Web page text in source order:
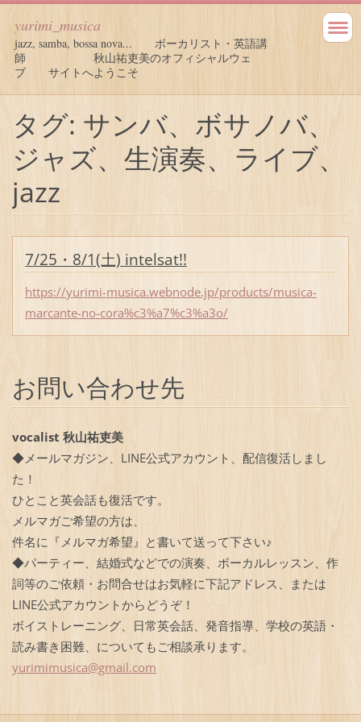
yurimi_musica
jazz, samba, bossa nova... ボーカリスト・英語講
師 秋山祐吏美のオフィシャルウェ
ブ サイトへようこそ
タグ: サンバ、ボサノバ、
ジャズ、生演奏、ライブ、
jazz
7/25・8/1(土) intelsat!!
https://yurimi-musica.webnode.jp/products/musica-
marcante-no-cora%c3%a7%c3%a3o/
お問い合わせ先
vocalist 秋山祐吏美
◆メールマガジン、LINE公式アカウント、配信復活しまし
た！
ひとこと英会話も復活です。
メルマガご希望の方は、
件名に『メルマガ希望』と書いて送って下さい♪
◆パーティー、結婚式などでの演奏、ボーカルレッスン、作
詞等のご依頼・お問合せはお気軽に下記アドレス、または
LINE公式アカウントからどうぞ！
ボイストレーニング、日常英会話、発音指導、学校の英語・
読み書き困難、についてもご相談承ります。
yurimimusica@gmail.com